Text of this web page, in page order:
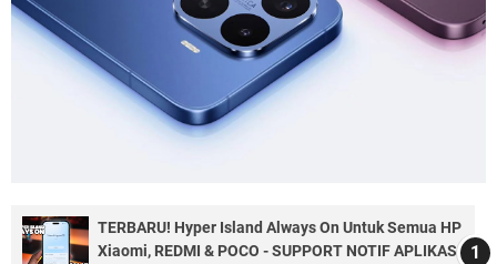
TERBARU! Hyper Island Always On Untuk Semua HP
Xiaomi, REDMI & POCO - SUPPORT NOTIF APLIKASI